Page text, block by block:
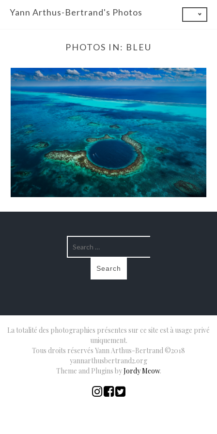
Yann Arthus-Bertrand's Photos
PHOTOS IN: BLEU
La totalité des photographies présentes sur ce site est à usage privé
uniquement.
Tous droits réservés Yann Arthus-Bertrand ©2018
yannarthusbertrand2.org
Theme and Plugins byJordy Meow.